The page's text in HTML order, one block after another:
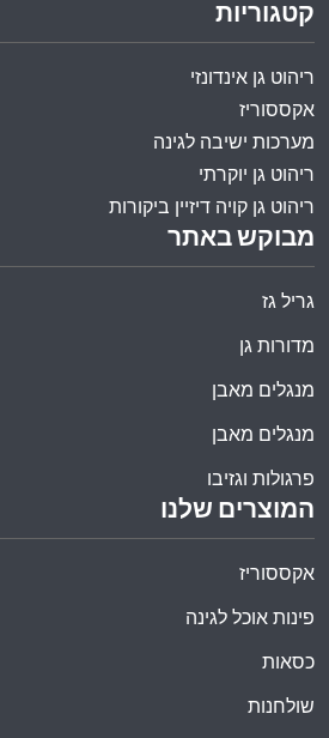
המוצרים שלנו
אקססוריז
פינות אוכל לגינה
כסאות
שולחנות
מבוקש באתר
גריל גז
מדורות גן
מנגלים מאבן
מנגלים מאבן
פרגולות וגזיבו
קטגוריות
ריהוט גן אינדונזי
אקססוריז
מערכות ישיבה לגינה
ריהוט גן יוקרתי
ריהוט גן קויה דיזיין ביקורות